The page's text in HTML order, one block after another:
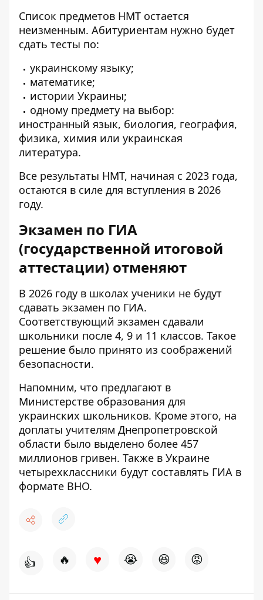
Список предметов НМТ остается
неизменным. Абитуриентам нужно будет
сдать тесты по:
украинскому языку;
математике;
истории Украины;
одному предмету на выбор:
иностранный язык, биология, география,
физика, химия или украинская
литература.
Все результаты НМТ, начиная с 2023 года,
остаются в силе для вступления в 2026
году.
Экзамен по ГИА
(государственной итоговой
аттестации) отменяют
В 2026 году в школах ученики не будут
сдавать экзамен по ГИА.
Соответствующий экзамен сдавали
школьники после 4, 9 и 11 классов. Такое
решение было принято из соображений
безопасности.
Напомним, что предлагают в
Министерстве образования для
украинских школьников. Кроме этого, на
доплаты учителям Днепропетровской
области было выделено более 457
миллионов гривен. Также в Украине
четырехклассники будут составлять ГИА в
формате ВНО.
👍 🔥 ♥ 😭 😆 😡